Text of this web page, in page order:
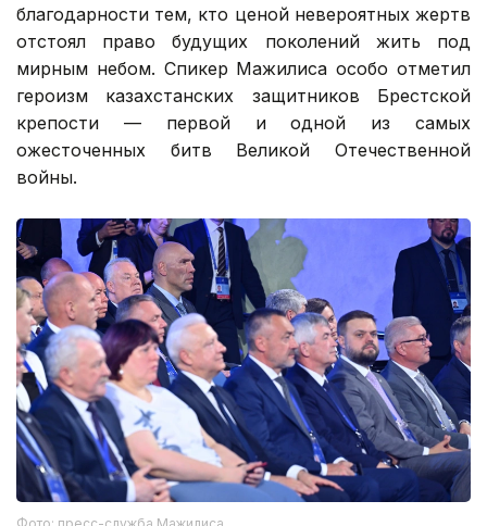
благодарности тем, кто ценой невероятных жертв
отстоял право будущих поколений жить под
мирным небом. Спикер Мажилиса особо отметил
героизм казахстанских защитников Брестской
крепости — первой и одной из самых
ожесточенных битв Великой Отечественной
войны.